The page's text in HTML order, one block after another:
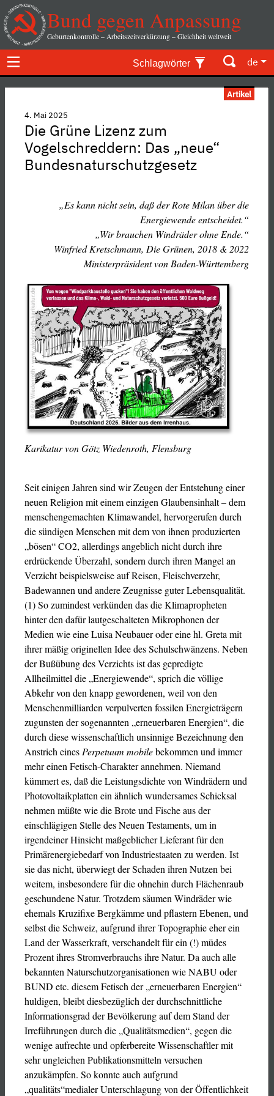
Bund gegen Anpassung
Geburtenkontrolle – Arbeitszeitverkürzung – Gleichheit weltweit
Schlagwörter de
Artikel
4. Mai 2025
Die Grüne Lizenz zum
Vogelschreddern: Das „neue“
Bundesnaturschutzgesetz
„Es kann nicht sein, daß der Rote Milan über die
Energiewende entscheidet.“
„Wir brauchen Windräder ohne Ende.“
Winfried Kretschmann, Die Grünen, 2018 & 2022
Ministerpräsident von Baden-Württemberg
Karikatur von Götz Wiedenroth, Flensburg
Seit einigen Jahren sind wir Zeugen der Entstehung einer
neuen Religion mit einem einzigen Glaubensinhalt – dem
menschengemachten Klimawandel, hervorgerufen durch
die sündigen Menschen mit dem von ihnen produzierten
„bösen“ CO2, allerdings angeblich nicht durch ihre
erdrückende Überzahl, sondern durch ihren Mangel an
Verzicht beispielsweise auf Reisen, Fleischverzehr,
Badewannen und andere Zeugnisse guter Lebensqualität.
(1) So zumindest verkünden das die Klimapropheten
hinter den dafür lautgeschalteten Mikrophonen der
Medien wie eine Luisa Neubauer oder eine hl. Greta mit
ihrer mäßig originellen Idee des Schulschwänzens. Neben
der Bußübung des Verzichts ist das gepredigte
Allheilmittel die „Energiewende“, sprich die völlige
Abkehr von den knapp gewordenen, weil von den
Menschenmilliarden verpulverten fossilen Energieträgern
zugunsten der sogenannten „erneuerbaren Energien“, die
durch diese wissenschaftlich unsinnige Bezeichnung den
Anstrich eines Perpetuum mobilebekommen und immer
mehr einen Fetisch-Charakter annehmen. Niemand
kümmert es, daß die Leistungsdichte von Windrädern und
Photovoltaikplatten ein ähnlich wundersames Schicksal
nehmen müßte wie die Brote und Fische aus der
einschlägigen Stelle des Neuen Testaments, um in
irgendeiner Hinsicht maßgeblicher Lieferant für den
Primärenergiebedarf von Industriestaaten zu werden. Ist
sie das nicht, überwiegt der Schaden ihren Nutzen bei
weitem, insbesondere für die ohnehin durch Flächenraub
geschundene Natur. Trotzdem säumen Windräder wie
ehemals Kruzifixe Bergkämme und pflastern Ebenen, und
selbst die Schweiz, aufgrund ihrer Topographie eher ein
Land der Wasserkraft, verschandelt für ein (!) müdes
Prozent ihres Stromverbrauchs ihre Natur. Da auch alle
bekannten Naturschutzorganisationen wie NABU oder
BUND etc. diesem Fetisch der „erneuerbaren Energien“
huldigen, bleibt diesbezüglich der durchschnittliche
Informationsgrad der Bevölkerung auf dem Stand der
Irreführungen durch die „Qualitätsmedien“, gegen die
wenige aufrechte und opferbereite Wissenschaftler mit
sehr ungleichen Publikationsmitteln versuchen
anzukämpfen. So konnte auch aufgrund
„qualitäts“medialer Unterschlagung von der Öffentlichkeit